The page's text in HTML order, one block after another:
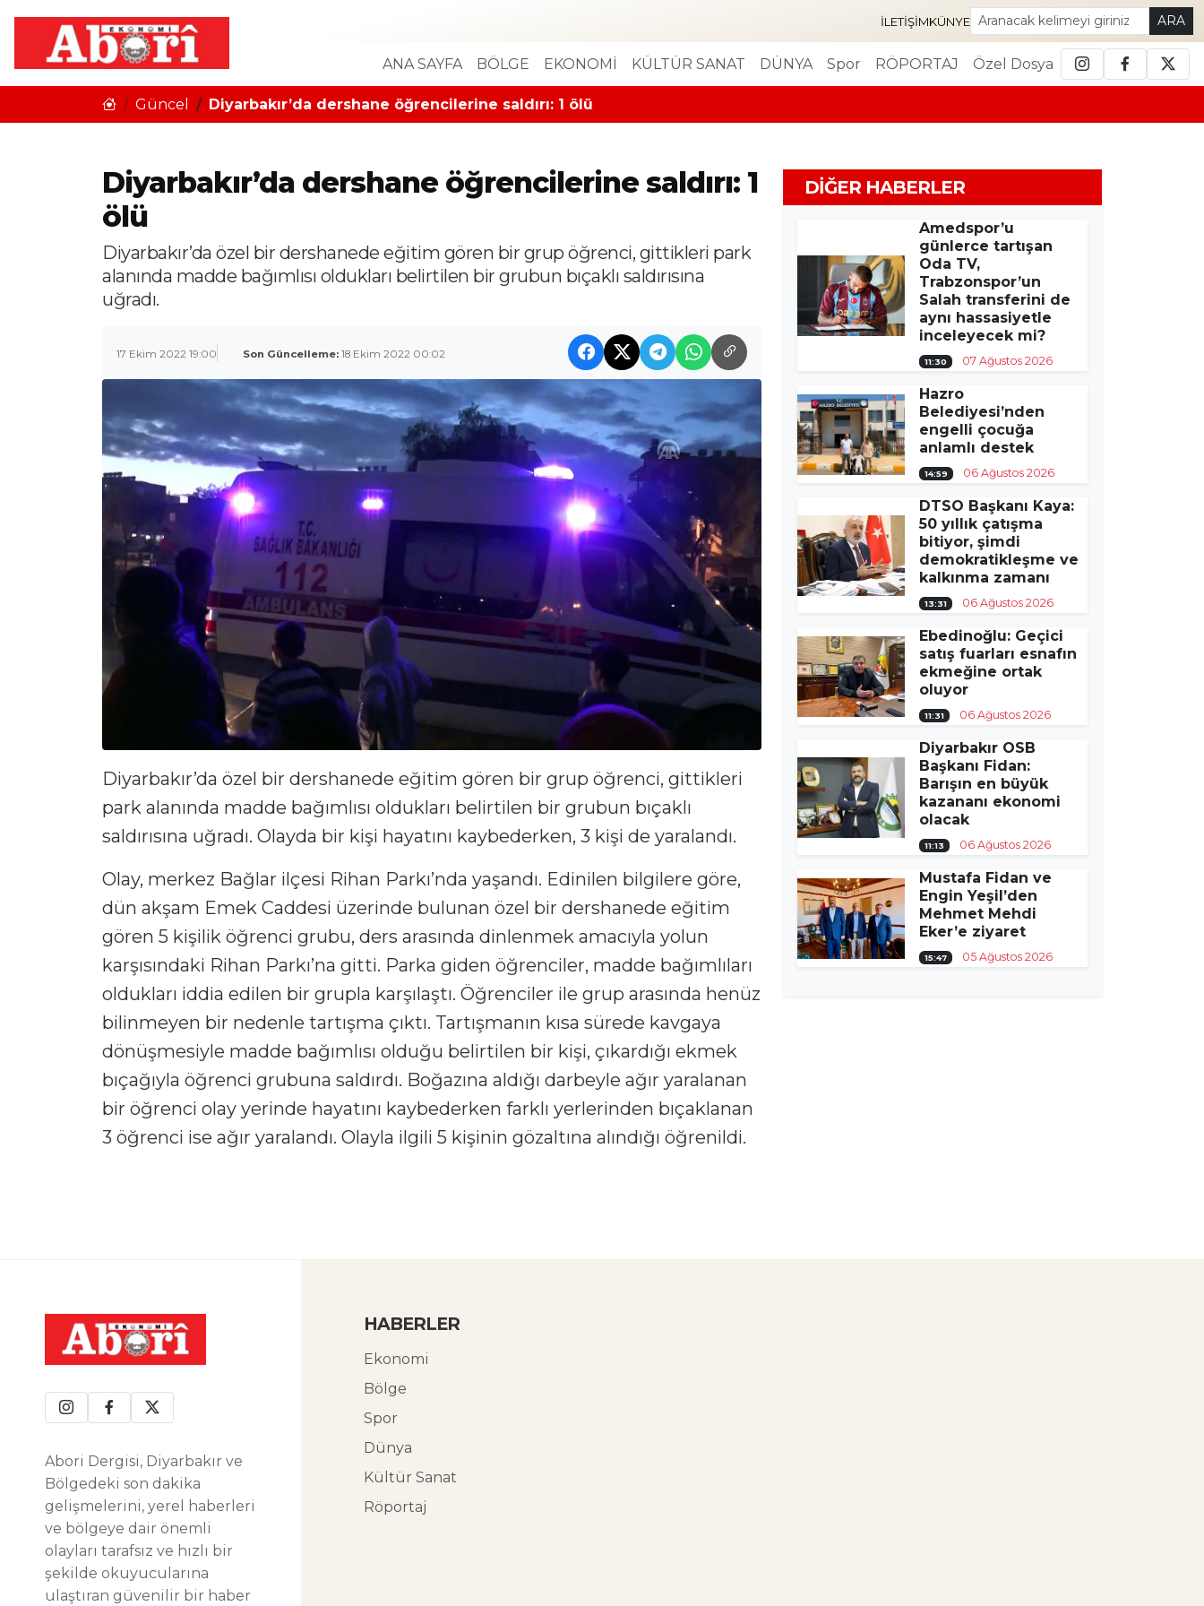
İLETIŞIMKÜNYE ARA
ANA SAYFA BÖLGE EKONOMİ KÜLTÜR SANAT DÜNYA Spor RÖPORTAJ Özel Dosya
Güncel Diyarbakır’da dershane öğrencilerine saldırı: 1 ölü
Diyarbakır’da dershane öğrencilerine saldırı: 1
ölü
Diyarbakır’da özel bir dershanede eğitim gören bir grup öğrenci, gittikleri park
alanında madde bağımlısı oldukları belirtilen bir grubun bıçaklı saldırısına
uğradı.
17 Ekim 2022 19:00 Son Güncelleme: 18 Ekim 2022 00:02
Diyarbakır’da özel bir dershanede eğitim gören bir grup öğrenci, gittikleri
park alanında madde bağımlısı oldukları belirtilen bir grubun bıçaklı
saldırısına uğradı. Olayda bir kişi hayatını kaybederken, 3 kişi de yaralandı.
Olay, merkez Bağlar ilçesi Rihan Parkı’nda yaşandı. Edinilen bilgilere göre,
dün akşam Emek Caddesi üzerinde bulunan özel bir dershanede eğitim
gören 5 kişilik öğrenci grubu, ders arasında dinlenmek amacıyla yolun
karşısındaki Rihan Parkı’na gitti. Parka giden öğrenciler, madde bağımlıları
oldukları iddia edilen bir grupla karşılaştı. Öğrenciler ile grup arasında henüz
bilinmeyen bir nedenle tartışma çıktı. Tartışmanın kısa sürede kavgaya
dönüşmesiyle madde bağımlısı olduğu belirtilen bir kişi, çıkardığı ekmek
bıçağıyla öğrenci grubuna saldırdı. Boğazına aldığı darbeyle ağır yaralanan
bir öğrenci olay yerinde hayatını kaybederken farklı yerlerinden bıçaklanan
3 öğrenci ise ağır yaralandı. Olayla ilgili 5 kişinin gözaltına alındığı öğrenildi.
DIĞER HABERLER
Amedspor’u
günlerce tartışan
Oda TV,
Trabzonspor’un
Salah transferini de
aynı hassasiyetle
inceleyecek mi?
11:30 07 Ağustos 2026
Hazro
Belediyesi’nden
engelli çocuğa
anlamlı destek
14:59 06 Ağustos 2026
DTSO Başkanı Kaya:
50 yıllık çatışma
bitiyor, şimdi
demokratikleşme ve
kalkınma zamanı
13:31 06 Ağustos 2026
Ebedinoğlu: Geçici
satış fuarları esnafın
ekmeğine ortak
oluyor
11:31 06 Ağustos 2026
Diyarbakır OSB
Başkanı Fidan:
Barışın en büyük
kazananı ekonomi
olacak
11:13 06 Ağustos 2026
Mustafa Fidan ve
Engin Yeşil’den
Mehmet Mehdi
Eker’e ziyaret
15:47 05 Ağustos 2026
Abori Dergisi, Diyarbakır ve
Bölgedeki son dakika
gelişmelerini, yerel haberleri
ve bölgeye dair önemli
olayları tarafsız ve hızlı bir
şekilde okuyucularına
ulaştıran güvenilir bir haber
HABERLER
Ekonomi
Bölge
Spor
Dünya
Kültür Sanat
Röportaj